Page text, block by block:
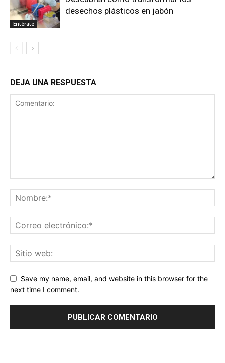
Entérate
desechos plásticos en jabón
DEJA UNA RESPUESTA
Save my name, email, and website in this browser for the
next time I comment.